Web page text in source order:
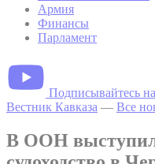
Армия
Финансы
Парламент
Подписывайтесь
Вестник Кавказа — Все
В ООН